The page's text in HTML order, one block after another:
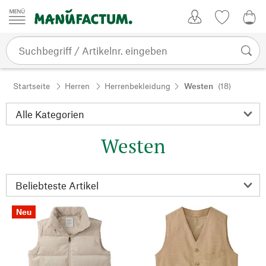
Zum Inhalt springen
Startseite Herren Herrenbekleidung Westen (18)
Westen
Neu